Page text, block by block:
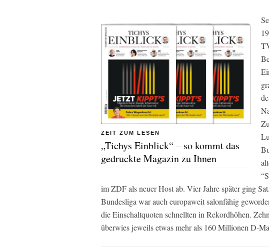
ZEIT ZUM LESEN
„Tichys Einblick“ – so kommt das
gedruckte Magazin zu Ihnen
im ZDF als neuer Host ab. Vier Jahre später ging
Bundesliga war auch europaweit salonfähig
die Einschaltquoten schnellten in Rekordhöhen.
überwies jeweils etwas mehr als 160 Millionen D-